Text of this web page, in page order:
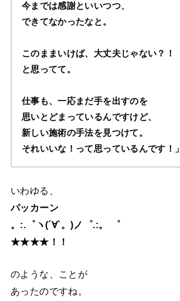
今までは感謝といいつつ、
できてなかったなと。
このままいけば、大丈夫じゃない？！
と思ってて。
仕事も、一応まだ手を出すのを
思いとどまっているんですけど、
新しい施術の手法を見つけて。
それいいな！って思っているんです！」
いわゆる、
パッカーン
。:.゜ヽ(´∀`。)ノ゜.:。 ゜
★★★★！！
のような、ことが
あったのですね。